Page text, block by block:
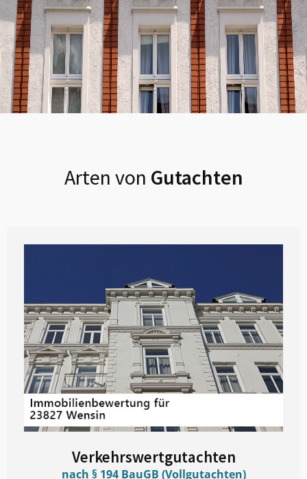
Arten von Gutachten
Verkehrswertgutachten
nach § 194 BauGB (Vollgutachten)